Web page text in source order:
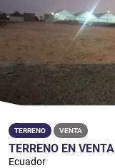
TERRENO VENTA
Ecuador